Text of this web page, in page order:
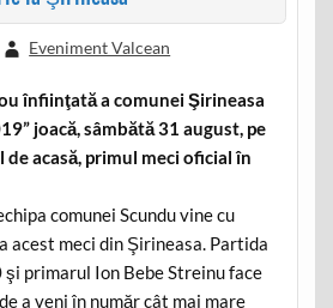
Eveniment Valcean
înfiinţată a comunei Şirineasa
joacă, sâmbătă 31 august, pe
acasă, primul meci oficial în
comunei Scundu vine cu
acest meci din Şirineasa. Partida
primarul Ion Bebe Streinu face
a veni în număr cât mai mare